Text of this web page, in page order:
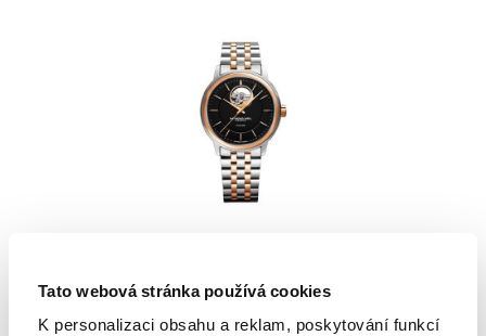
Tato webová stránka používá cookies
K personalizaci obsahu a reklam, poskytování funkcí
Maestro